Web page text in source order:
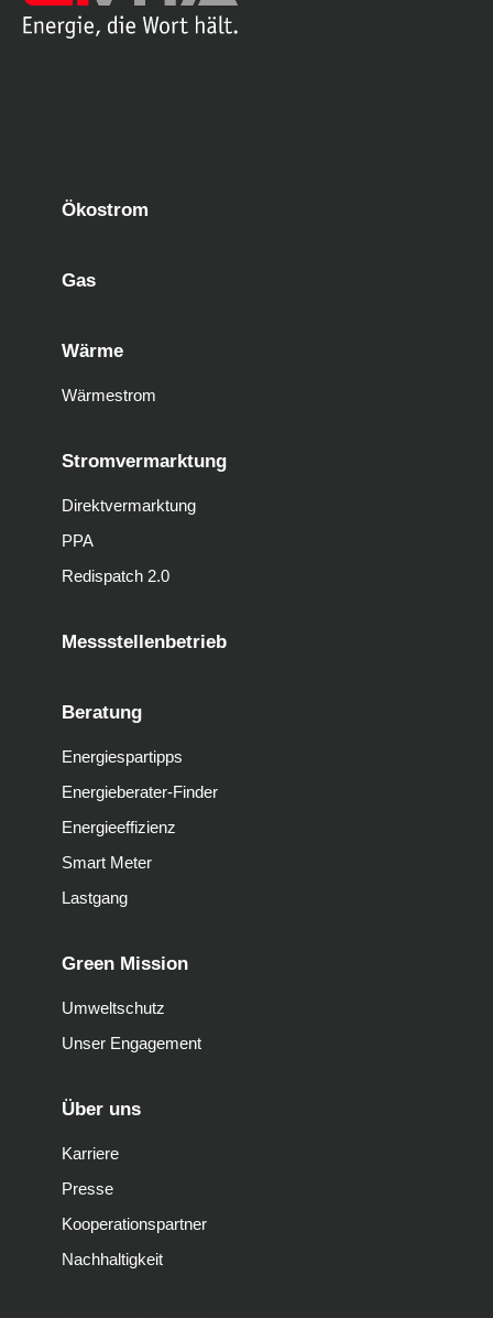
Ökostrom
Gas
Wärme
Wärmestrom
Stromvermarktung
Direktvermarktung
PPA
Redispatch 2.0
Messstellenbetrieb
Beratung
Energiespartipps
Energieberater-Finder
Energieeffizienz
Smart Meter
Lastgang
Green Mission
Umweltschutz
Unser Engagement
Über uns
Karriere
Presse
Kooperationspartner
Nachhaltigkeit